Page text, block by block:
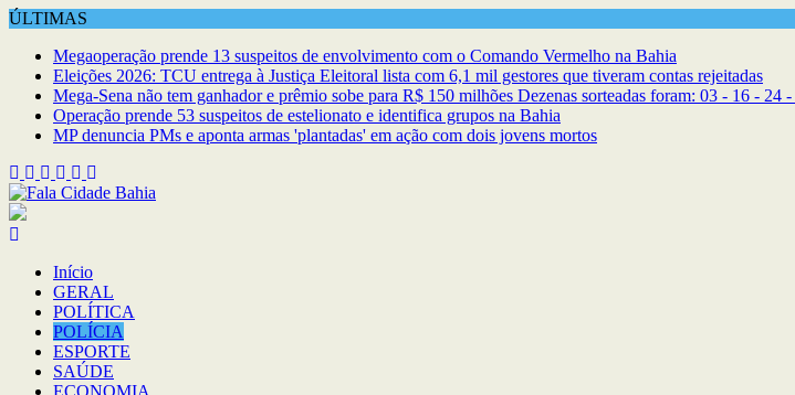
Skip
content
ÚLTIMAS
Megaoperação prende 13 suspeitos de envolvimento com o Comando Vermelho na Bahia
Eleições 2026: TCU entrega à Justiça Eleitoral lista com 6,1 mil gestores que tiveram contas rejeitadas
Mega-Sena não tem ganhador e prêmio sobe para R$ 150 milhões Dezenas sorteadas foram: 03 - 16 - 24
Operação prende 53 suspeitos de estelionato e identifica grupos na Bahia
MP denuncia PMs e aponta armas 'plantadas' em ação com dois jovens mortos
Início
GERAL
POLÍTICA
POLÍCIA
ESPORTE
SAÚDE
ECONOMIA